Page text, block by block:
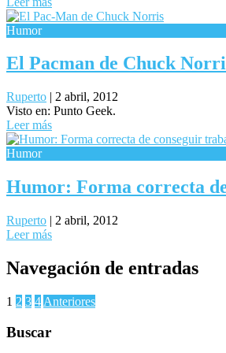
Humor
El Pacman de Chuck
Ruperto | 2 abril, 2012
Visto en: Punto Geek.
Leer más
Humor
Humor: Forma correcta
Ruperto | 2 abril, 2012
Leer más
Navegación de entradas
1 2 3 4 Anteriores
Buscar